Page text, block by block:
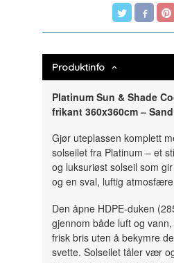
Produktinfo
Platinum Sun & Shade
frikant 360x360cm – Sand
Gjør uteplassen komplett
solseilet fra Platinum – et
og luksuriøst solseil som
og en sval, luftig
Den åpne HDPE-duken
gjennom både luft og
frisk bris uten å bekymre
svette. Solseilet tåler vær